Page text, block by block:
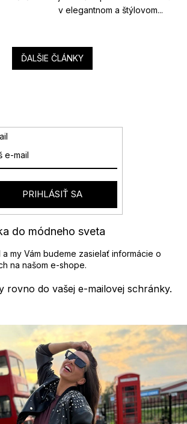
v elegantnom a štýlovom...
ĎALŠIE ČLÁNKY
rovno do vašej e-mailovej schránky.
do módneho sveta
my Vám budeme zasielať informácie o
na našom e-shope.
PRIHLÁSIŤ SA